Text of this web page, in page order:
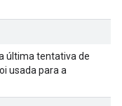
última tentativa de
usada para a